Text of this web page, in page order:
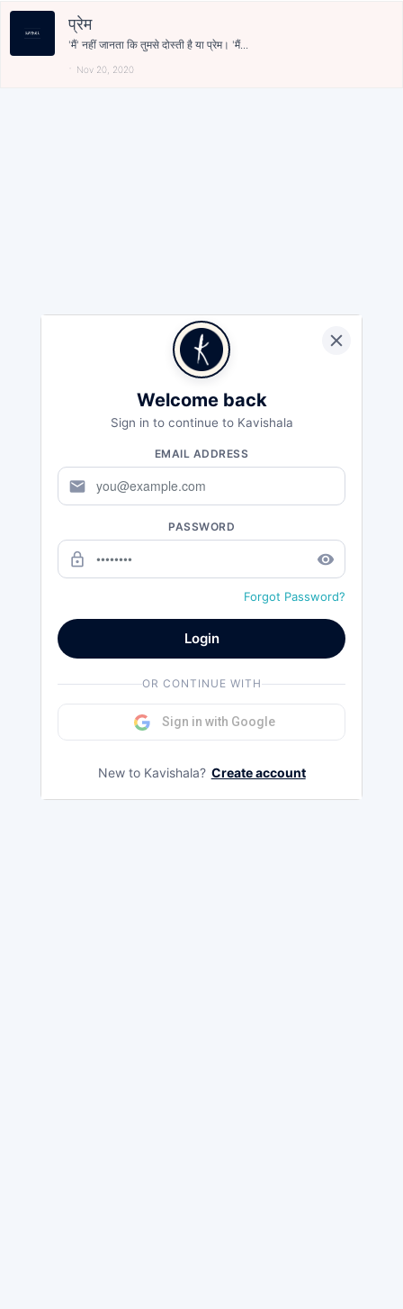
प्रेम
'मैं' नहीं जानता कि तुमसे दोस्ती है या प्रेम। 'मैं...
Nov 20, 2020
Welcome back
Sign in to continue to Kavishala
EMAIL ADDRESS
mail
PASSWORD
lock_outline remove_red_eye
Forgot Password?
Login
OR CONTINUE WITH
Sign in with Google
New to Kavishala? Create account